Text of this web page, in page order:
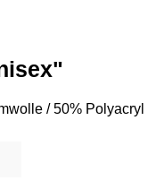
/ 50% Polyacryl